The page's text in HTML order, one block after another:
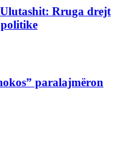
Rruga drejt
politike
paralajmëron